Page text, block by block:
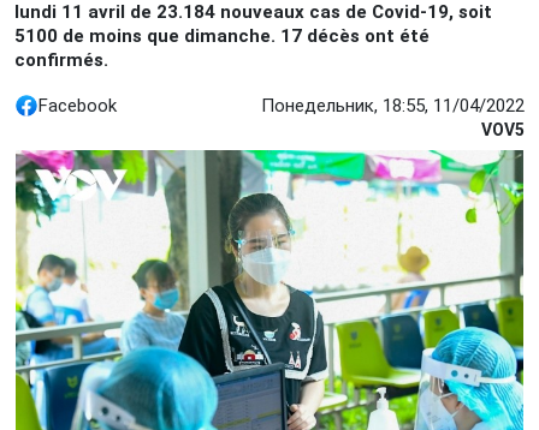
lundi 11 avril de 23.184 nouveaux cas de Covid-19, soit
5100 de moins que dimanche. 17 décès ont été
confirmés.
Facebook Понедельник, 18:55, 11/04/2022
VOV5